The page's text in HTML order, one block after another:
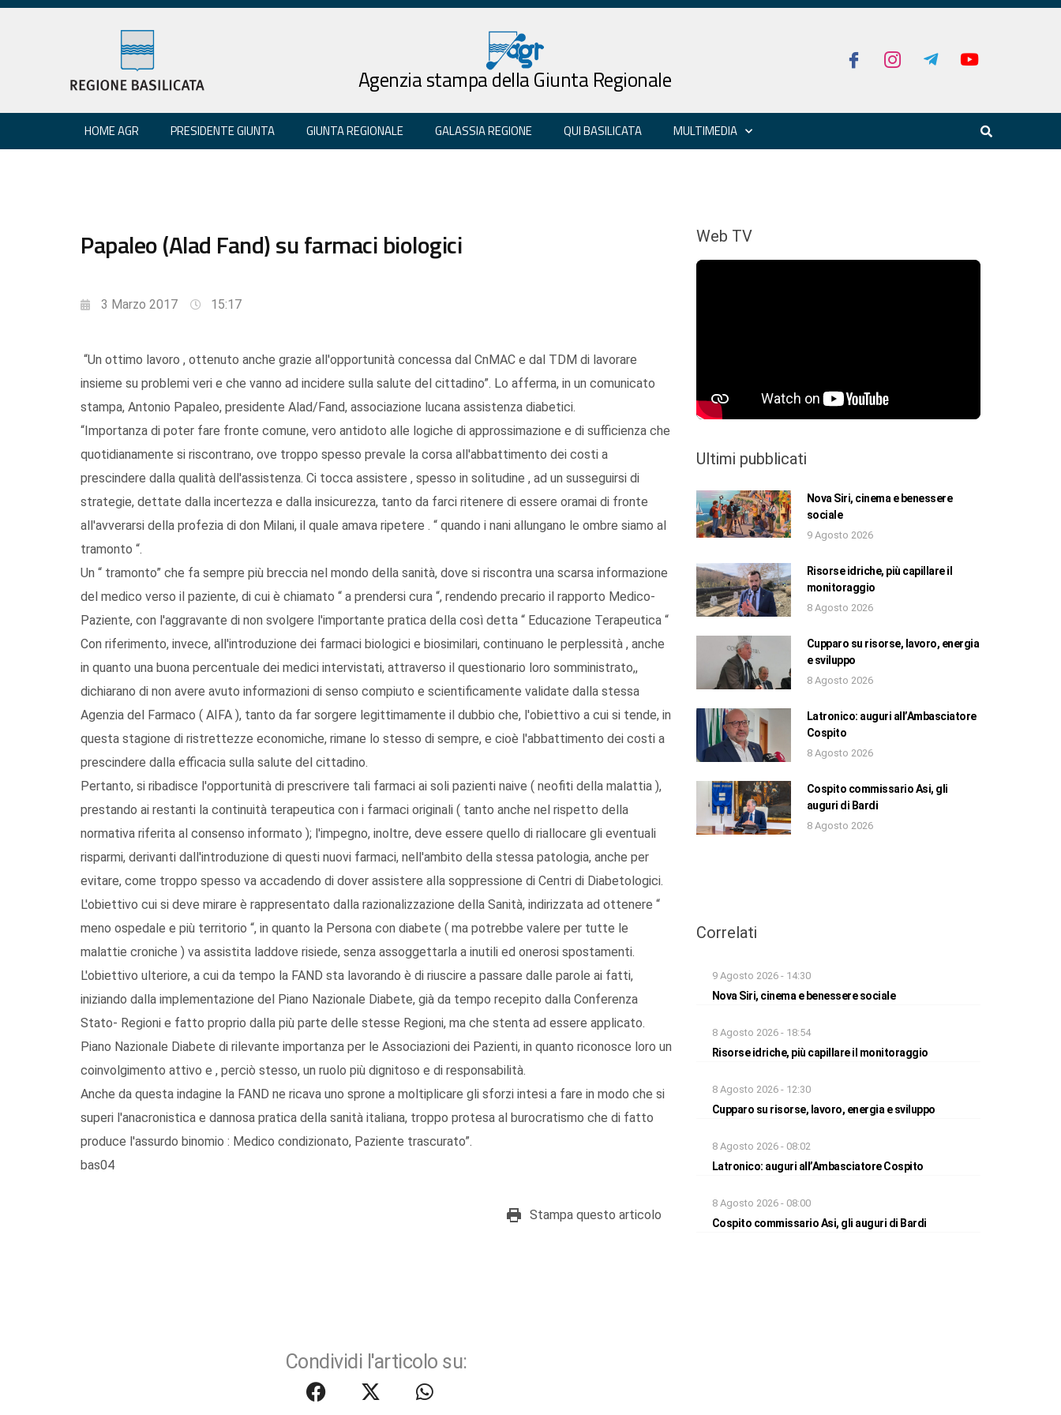
Agenzia stampa della Giunta Regionale
HOME AGR PRESIDENTE GIUNTA GIUNTA REGIONALE GALASSIA REGIONE QUI BASILICATA MULTIMEDIA
Papaleo (Alad Fand) su farmaci biologici
3 Marzo 2017 15:17
“Un ottimo lavoro , ottenuto anche grazie all'opportunità concessa dal CnMAC e dal TDM di lavorare
insieme su problemi veri e che vanno ad incidere sulla salute del cittadino”. Lo afferma, in un comunicato
stampa, Antonio Papaleo, presidente Alad/Fand, associazione lucana assistenza diabetici.
“Importanza di poter fare fronte comune, vero antidoto alle logiche di approssimazione e di sufficienza che
quotidianamente si riscontrano, ove troppo spesso prevale la corsa all'abbattimento dei costi a
prescindere dalla qualità dell'assistenza. Ci tocca assistere , spesso in solitudine , ad un susseguirsi di
strategie, dettate dalla incertezza e dalla insicurezza, tanto da farci ritenere di essere oramai di fronte
all'avverarsi della profezia di don Milani, il quale amava ripetere . “ quando i nani allungano le ombre siamo al
tramonto “.
Un “ tramonto” che fa sempre più breccia nel mondo della sanità, dove si riscontra una scarsa informazione
del medico verso il paziente, di cui è chiamato “ a prendersi cura “, rendendo precario il rapporto Medico-
Paziente, con l'aggravante di non svolgere l'importante pratica della così detta “ Educazione Terapeutica “
Con riferimento, invece, all'introduzione dei farmaci biologici e biosimilari, continuano le perplessità , anche
in quanto una buona percentuale dei medici intervistati, attraverso il questionario loro somministrato,,
dichiarano di non avere avuto informazioni di senso compiuto e scientificamente validate dalla stessa
Agenzia del Farmaco ( AIFA ), tanto da far sorgere legittimamente il dubbio che, l'obiettivo a cui si tende, in
questa stagione di ristrettezze economiche, rimane lo stesso di sempre, e cioè l'abbattimento dei costi a
prescindere dalla efficacia sulla salute del cittadino.
Pertanto, si ribadisce l'opportunità di prescrivere tali farmaci ai soli pazienti naive ( neofiti della malattia ),
prestando ai restanti la continuità terapeutica con i farmaci originali ( tanto anche nel rispetto della
normativa riferita al consenso informato ); l'impegno, inoltre, deve essere quello di riallocare gli eventuali
risparmi, derivanti dall'introduzione di questi nuovi farmaci, nell'ambito della stessa patologia, anche per
evitare, come troppo spesso va accadendo di dover assistere alla soppressione di Centri di Diabetologici.
L'obiettivo cui si deve mirare è rappresentato dalla razionalizzazione della Sanità, indirizzata ad ottenere “
meno ospedale e più territorio “, in quanto la Persona con diabete ( ma potrebbe valere per tutte le
malattie croniche ) va assistita laddove risiede, senza assoggettarla a inutili ed onerosi spostamenti.
L'obiettivo ulteriore, a cui da tempo la FAND sta lavorando è di riuscire a passare dalle parole ai fatti,
iniziando dalla implementazione del Piano Nazionale Diabete, già da tempo recepito dalla Conferenza
Stato- Regioni e fatto proprio dalla più parte delle stesse Regioni, ma che stenta ad essere applicato.
Piano Nazionale Diabete di rilevante importanza per le Associazioni dei Pazienti, in quanto riconosce loro un
coinvolgimento attivo e , perciò stesso, un ruolo più dignitoso e di responsabilità.
Anche da questa indagine la FAND ne ricava uno sprone a moltiplicare gli sforzi intesi a fare in modo che si
superi l'anacronistica e dannosa pratica della sanità italiana, troppo protesa al burocratismo che di fatto
produce l'assurdo binomio : Medico condizionato, Paziente trascurato”.
bas04
Stampa questo articolo
Condividi l'articolo su:
Web TV
Ultimi pubblicati
Nova Siri, cinema e benessere
sociale
9 Agosto 2026
Risorse idriche, più capillare il
monitoraggio
8 Agosto 2026
Cupparo su risorse, lavoro, energia
e sviluppo
8 Agosto 2026
Latronico: auguri all’Ambasciatore
Cospito
8 Agosto 2026
Cospito commissario Asi, gli
auguri di Bardi
8 Agosto 2026
Correlati
9 Agosto 2026 - 14:30
Nova Siri, cinema e benessere sociale
8 Agosto 2026 - 18:54
Risorse idriche, più capillare il monitoraggio
8 Agosto 2026 - 12:30
Cupparo su risorse, lavoro, energia e sviluppo
8 Agosto 2026 - 08:02
Latronico: auguri all’Ambasciatore Cospito
8 Agosto 2026 - 08:00
Cospito commissario Asi, gli auguri di Bardi